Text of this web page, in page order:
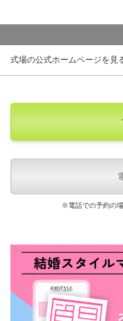
式場の公式ホームページを見
※電話での予約の